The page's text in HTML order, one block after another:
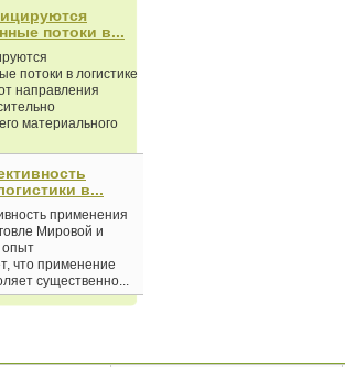
потоки в...
потоки в логистике
направления
материального
в...
применения
Мировой и
опыт
что применение
существенно...